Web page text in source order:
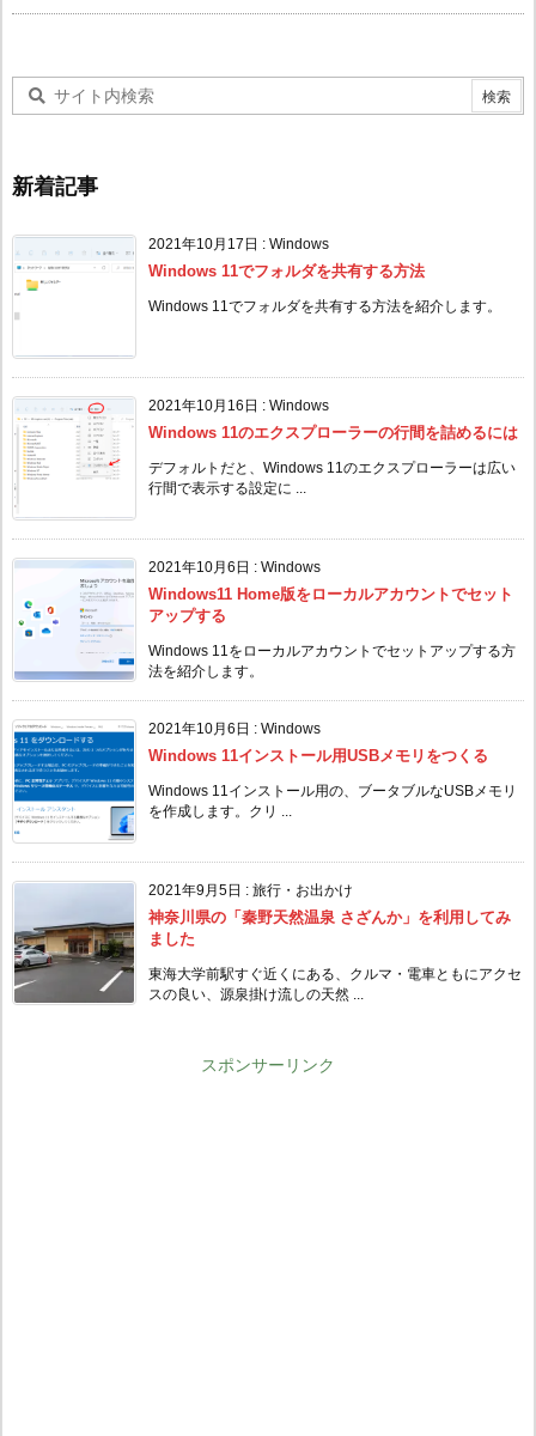
新着記事
2021年10月17日 : Windows
Windows 11でフォルダを共有する方法
Windows 11でフォルダを共有する方法を紹介します。
2021年10月16日 : Windows
Windows 11のエクスプローラーの行間を詰めるには
デフォルトだと、Windows 11のエクスプローラーは広い
行間で表示する設定に ...
2021年10月6日 : Windows
Windows11 Home版をローカルアカウントでセット
アップする
Windows 11をローカルアカウントでセットアップする方
法を紹介します。
2021年10月6日 : Windows
Windows 11インストール用USBメモリをつくる
Windows 11インストール用の、ブータブルなUSBメモリ
を作成します。クリ ...
2021年9月5日 : 旅行・お出かけ
神奈川県の「秦野天然温泉 さざんか」を利用してみ
ました
東海大学前駅すぐ近くにある、クルマ・電車ともにアクセ
スの良い、源泉掛け流しの天然 ...
スポンサーリンク